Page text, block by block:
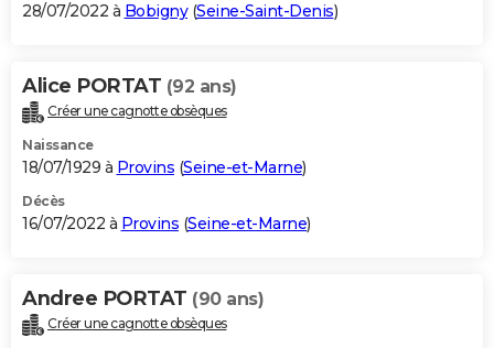
28/07/2022 à Bobigny(Seine-Saint-Denis)
Alice PORTAT (92 ans)
Créer une cagnotte obsèques
Naissance
18/07/1929 à Provins (Seine-et-Marne)
Décès
16/07/2022 à Provins (Seine-et-Marne)
Andree PORTAT (90 ans)
Créer une cagnotte obsèques